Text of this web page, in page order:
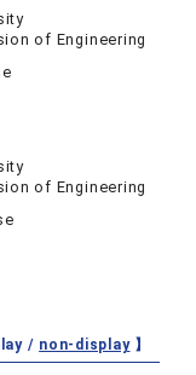
of Engineering
of Engineering
/ non-display】